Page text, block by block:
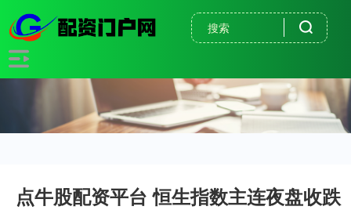
点牛股配资平台 恒生指数主连夜盘收跌